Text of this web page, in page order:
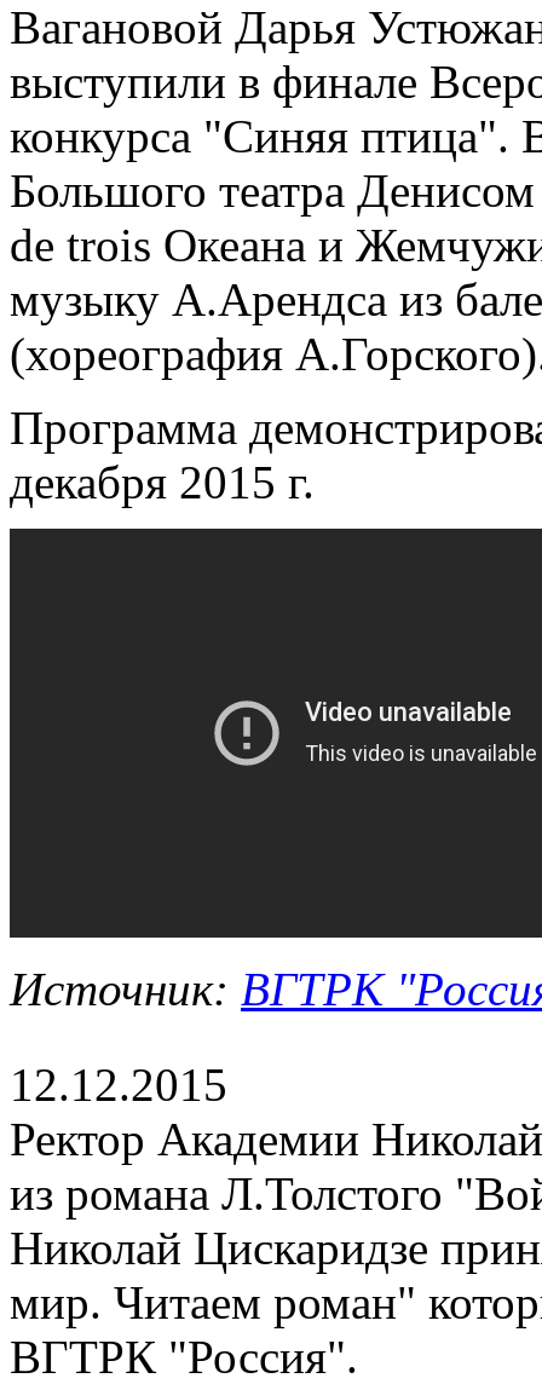
Вагановой Дарья
выступили в финале
конкурса "Синяя птица".
Большого театра
de trois Океана и
музыку А.Арендса из
(хореография
Программа
декабря 2015 г.
Источник: ВГТРК
12.12.2015
Ректор Академии
из романа Л.Толстого
Николай Цискаридзе
мир. Читаем роман"
ВГТРК "Россия".